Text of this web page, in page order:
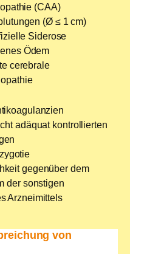
(CAA)
(Ø ≤ 1 cm)
Siderose
Ödem
cerebrale
adäquat kontrollierten
gegenüber dem
der sonstigen
Arzneimittels
von